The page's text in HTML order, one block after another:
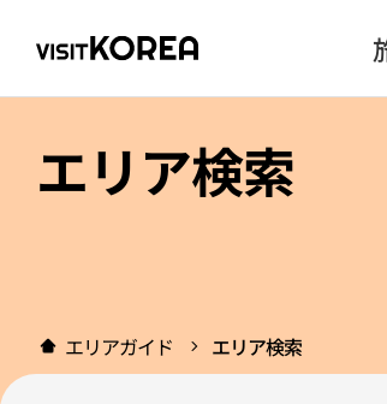
エリア検索
エリアガイド エリア検索